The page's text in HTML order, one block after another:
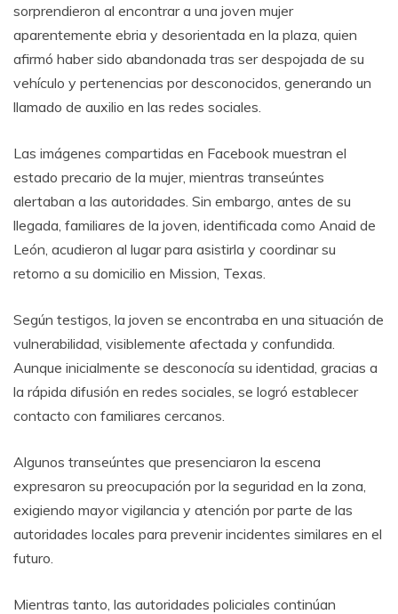
sorprendieron al encontrar a una joven mujer
aparentemente ebria y desorientada en la plaza, quien
afirmó haber sido abandonada tras ser despojada de su
vehículo y pertenencias por desconocidos, generando un
llamado de auxilio en las redes sociales.
Las imágenes compartidas en Facebook muestran el
estado precario de la mujer, mientras transeúntes
alertaban a las autoridades. Sin embargo, antes de su
llegada, familiares de la joven, identificada como Anaid de
León, acudieron al lugar para asistirla y coordinar su
retorno a su domicilio en Mission, Texas.
Según testigos, la joven se encontraba en una situación de
vulnerabilidad, visiblemente afectada y confundida.
Aunque inicialmente se desconocía su identidad, gracias a
la rápida difusión en redes sociales, se logró establecer
contacto con familiares cercanos.
Algunos transeúntes que presenciaron la escena
expresaron su preocupación por la seguridad en la zona,
exigiendo mayor vigilancia y atención por parte de las
autoridades locales para prevenir incidentes similares en el
futuro.
Mientras tanto, las autoridades policiales continúan